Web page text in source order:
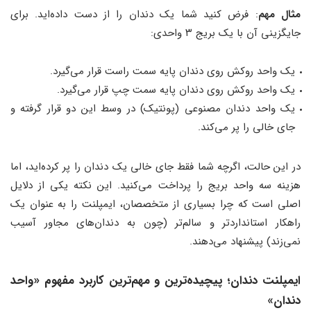
مثال مهم: فرض کنید شما یک دندان را از دست داده‌اید. برای
جایگزینی آن با یک بریج ۳ واحدی:
یک واحد روکش روی دندان پایه سمت راست قرار می‌گیرد.
یک واحد روکش روی دندان پایه سمت چپ قرار می‌گیرد.
یک واحد دندان مصنوعی (پونتیک) در وسط این دو قرار گرفته و
جای خالی را پر می‌کند.
در این حالت، اگرچه شما فقط جای خالی یک دندان را پر کرده‌اید، اما
هزینه سه واحد بریج را پرداخت می‌کنید. این نکته یکی از دلایل
اصلی است که چرا بسیاری از متخصصان، ایمپلنت را به عنوان یک
راهکار استانداردتر و سالم‌تر (چون به دندان‌های مجاور آسیب
نمی‌زند) پیشنهاد می‌دهند.
ایمپلنت دندان؛ پیچیده‌ترین و مهم‌ترین کاربرد مفهوم «واحد
دندان»